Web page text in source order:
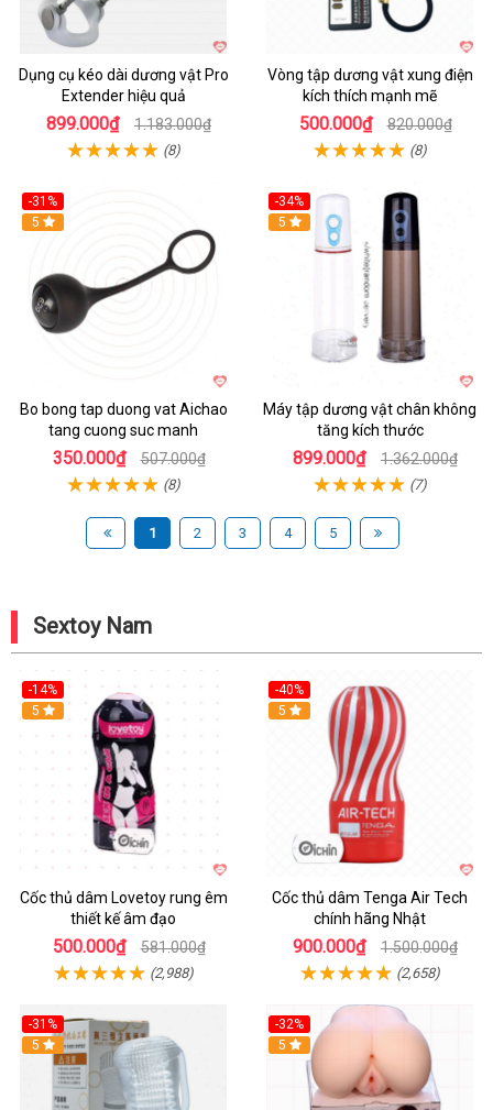
Dụng cụ kéo dài dương vật Pro
Extender hiệu quả
899.000₫ 1.183.000₫
(8)
Vòng tập dương vật xung điện
kích thích mạnh mẽ
500.000₫ 820.000₫
(8)
-31%
Hot
5
Bo bong tap duong vat Aichao
tang cuong suc manh
350.000₫ 507.000₫
(8)
-34%
Hot
5
Máy tập dương vật chân không
tăng kích thước
899.000₫ 1.362.000₫
(7)
1 2 3 4 5
Sextoy Nam
-14%
Hot
5
Cốc thủ dâm Lovetoy rung êm
thiết kế âm đạo
500.000₫ 581.000₫
(2,988)
-40%
Hot
5
Cốc thủ dâm Tenga Air Tech
chính hãng Nhật
900.000₫ 1.500.000₫
(2,658)
-31%
Hot
5
-32%
Hot
5